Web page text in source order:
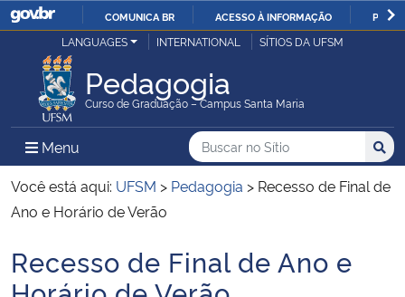
IR
O
COMUNICA BR ACESSO À INFORMAÇÃO
Ministério da Justiça e Segurança Pública
Ministério da Defesa
Ministério das Relações Exteriores
Ministério da Infraestrutura
LANGUAGES INTERNATIONAL SÍTIOS DA UFSM
Pedagogia
Curso de Graduação – Campus Santa Maria
Menu Menu Principal do Sítio
Busca
Buscar no no Sítio
Busca:
Você está aqui: UFSM > Pedagogia > Recesso de Final de
Ano e Horário de Verão
Início do conteúdo
Recesso de Final de Ano e